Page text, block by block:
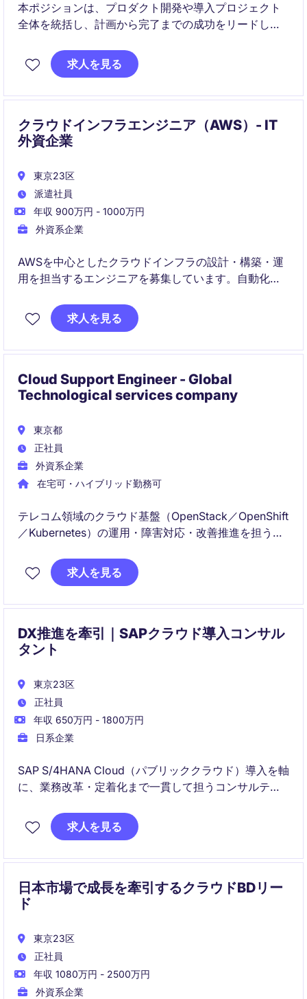
本ポジションは、プロダクト開発や導入プロジェクト
全体を統括し、計画から完了までの成功をリードしま
社内外のステークホルダーと連携し、納期・品質・コ
求人を見る
クラウドインフラエンジニア（AWS）- IT
外資企業
東京23区
派遣社員
年収 900万円 - 1000万円
外資系企業
AWSを中心としたクラウドインフラの設計・構築・運
用を担当するエンジニアを募集しています。自動化や
アーキテクチャを実現する役割で
求人を見る
Cloud Support Engineer - Global
Technological services company
東京都
正社員
外資系企業
在宅可・ハイブリッド勤務可
テレコム領域のクラウド基盤（OpenStack／OpenShift
／Kubernetes）の運用・障害対応・改善推進を担うポ
ラブルシュートから変更管理、品質改善まで一気通貫
で関与します。
求人を見る
DX推進を牽引｜SAPクラウド導入コンサル
タント
東京23区
正社員
年収 650万円 - 1800万円
日系企業
SAP S/4HANA Cloud（パブリッククラウド）導入を軸
に、業務改革・定着化まで一貫して担うコンサルティ
Standardを前提とした業務変革とチェンジマネジメン
ト推進に携わります。
求人を見る
日本市場で成長を牽引するクラウドBDリー
ド
東京23区
正社員
年収 1080万円 - 2500万円
外資系企業